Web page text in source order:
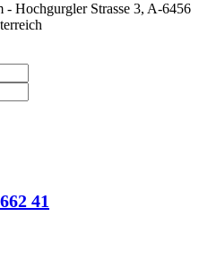
Hochgurgler Strasse 3, A-6456
41